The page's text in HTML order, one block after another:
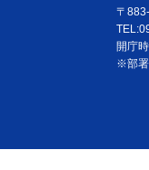
〒
開庁
※部署